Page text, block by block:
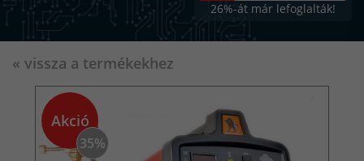
26%-át már lefoglalták!
« vissza a termékekhez
Akció
35%